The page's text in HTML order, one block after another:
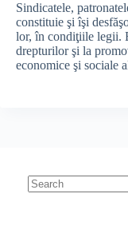
Sindicatele,
constituie şi îşi
lor, în condiţiile legii.
drepturilor şi la
economice şi sociale